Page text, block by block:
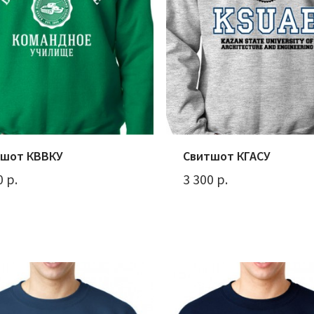
КВВКУ
р.
Свитшот КГАСУ
3 300 р.